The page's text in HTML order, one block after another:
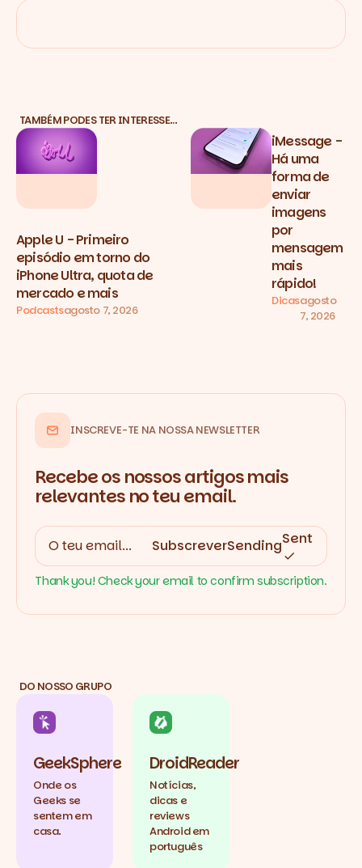
TAMBÉM PODES TER INTERESSE…
Apple U - Primeiro
episódio em torno do
iPhone Ultra, quota de
mercado e mais
Podcastsagosto 7, 2026
iMessage -
Há uma
forma de
enviar
imagens
por
mensagem
mais
rápido!
Dicasagosto
7, 2026
INSCREVE-TE NA NOSSA NEWSLETTER
Recebe os nossos artigos mais
relevantes no teu email.
SubscreverSendingSent
Thank you! Check your email to confirm subscription.
DO NOSSO GRUPO
GeekSphere
Onde os
Geeks se
sentem em
casa.
DroidReader
Notícias,
dicas e
reviews
Android em
português